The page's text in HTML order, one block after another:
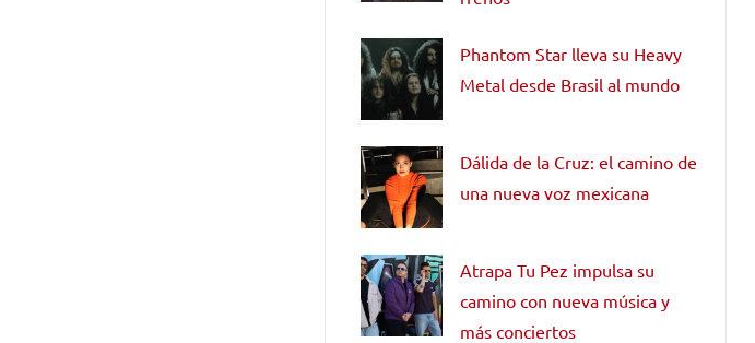
Phantom Star lleva su Heavy
Metal desde Brasil al mundo
Dálida de la Cruz: el camino de
una nueva voz mexicana
Atrapa Tu Pez impulsa su
camino con nueva música y
más conciertos